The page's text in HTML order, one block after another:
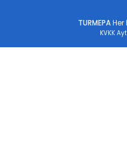
TURMEPAHer
KVKK